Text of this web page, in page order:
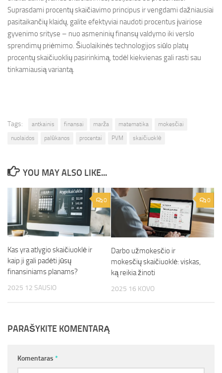
Suprasdami procentų skaičiavimo principus ir vengdami dažniausiai
pasitaikančių klaidų, galite efektyviai naudoti procentus įvairiose
gyvenimo srityse – nuo asmeninių finansų valdymo iki verslo
sprendimų priėmimo. Šiuolaikinės technologijos siūlo platų
procentų skaičiuoklių pasirinkimą, todėl kiekvienas gali rasti sau
tinkamiausią variantą.
Tags: antkainis finansai marža matematika
mokesčiai
nuolaidos
palūkanos procentai PVM skaičiuoklė
YOU MAY ALSO LIKE...
0
Kas yra atlygio skaičiuoklė ir
kaip ji gali padėti jūsų
finansiniams planams?
2025 12 SAUSIO
0
Darbo užmokesčio ir
mokesčių skaičiuoklė: viskas,
ką reikia žinoti
2025 16 KOVO
PARAŠYKITE KOMENTARĄ
Komentaras *